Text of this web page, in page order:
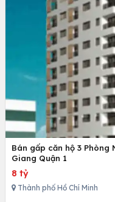
Bán gấp căn hộ 3 Phòng
Giang Quận 1
8 tỷ
Thành phố Hồ Chí Minh